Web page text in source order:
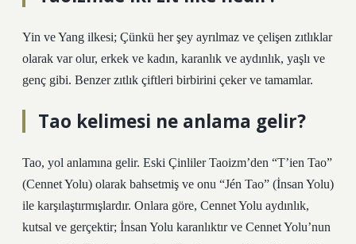
Yin ve Yang ilkesi; Çünkü her şey ayrılmaz ve çelişen zıtlıklar
olarak var olur, erkek ve kadın, karanlık ve aydınlık, yaşlı ve
genç gibi. Benzer zıtlık çiftleri birbirini çeker ve tamamlar.
Tao kelimesi ne anlama gelir?
Tao, yol anlamına gelir. Eski Çinliler Taoizm’den “T’ien Tao”
(Cennet Yolu) olarak bahsetmiş ve onu “Jén Tao” (İnsan Yolu)
ile karşılaştırmışlardır. Onlara göre, Cennet Yolu aydınlık,
kutsal ve gerçektir; İnsan Yolu karanlıktır ve Cennet Yolu’nun